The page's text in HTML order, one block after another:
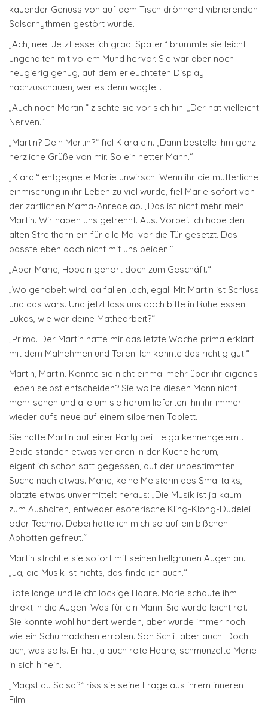
kauender Genuss von auf dem Tisch dröhnend vibrierenden
Salsarhythmen gestört wurde.
„Ach, nee. Jetzt esse ich grad. Später.“ brummte sie leicht
ungehalten mit vollem Mund hervor. Sie war aber noch
neugierig genug, auf dem erleuchteten Display
nachzuschauen, wer es denn wagte…
„Auch noch Martin!“ zischte sie vor sich hin. „Der hat vielleicht
Nerven.“
„Martin? Dein Martin?“ fiel Klara ein. „Dann bestelle ihm ganz
herzliche Grüße von mir. So ein netter Mann.“
„Klara!“ entgegnete Marie unwirsch. Wenn ihr die mütterliche
einmischung in ihr Leben zu viel wurde, fiel Marie sofort von
der zärtlichen Mama-Anrede ab. „Das ist nicht mehr mein
Martin. Wir haben uns getrennt. Aus. Vorbei. Ich habe den
alten Streithahn ein für alle Mal vor die Tür gesetzt. Das
passte eben doch nicht mit uns beiden.“
„Aber Marie, Hobeln gehört doch zum Geschäft.“
„Wo gehobelt wird, da fallen…ach, egal. Mit Martin ist Schluss
und das wars. Und jetzt lass uns doch bitte in Ruhe essen.
Lukas, wie war deine Mathearbeit?“
„Prima. Der Martin hatte mir das letzte Woche prima erklärt
mit dem Malnehmen und Teilen. Ich konnte das richtig gut.“
Martin, Martin. Konnte sie nicht einmal mehr über ihr eigenes
Leben selbst entscheiden? Sie wollte diesen Mann nicht
mehr sehen und alle um sie herum lieferten ihn ihr immer
wieder aufs neue auf einem silbernen Tablett.
Sie hatte Martin auf einer Party bei Helga kennengelernt.
Beide standen etwas verloren in der Küche herum,
eigentlich schon satt gegessen, auf der unbestimmten
Suche nach etwas. Marie, keine Meisterin des Smalltalks,
platzte etwas unvermittelt heraus: „Die Musik ist ja kaum
zum Aushalten, entweder esoterische Kling-Klong-Dudelei
oder Techno. Dabei hatte ich mich so auf ein bißchen
Abhotten gefreut.“
Martin strahlte sie sofort mit seinen hellgrünen Augen an.
„Ja, die Musik ist nichts, das finde ich auch.“
Rote lange und leicht lockige Haare. Marie schaute ihm
direkt in die Augen. Was für ein Mann. Sie wurde leicht rot.
Sie konnte wohl hundert werden, aber würde immer noch
wie ein Schulmädchen erröten. Son Schiit aber auch. Doch
ach, was solls. Er hat ja auch rote Haare, schmunzelte Marie
in sich hinein.
„Magst du Salsa?“ riss sie seine Frage aus ihrem inneren
Film.